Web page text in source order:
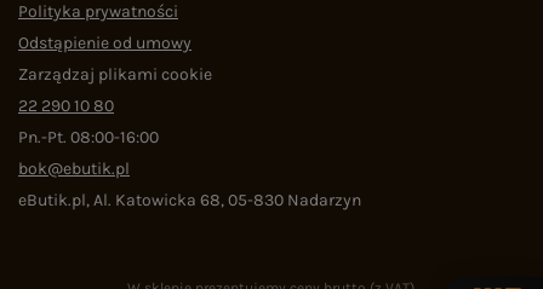
Polityka prywatności
Odstąpienie od umowy
Zarządzaj plikami cookie
22 290 10 80
Pn.-Pt. 08:00-16:00
bok@ebutik.pl
eButik.pl,Al. Katowicka 68,05-830 Nadarzyn